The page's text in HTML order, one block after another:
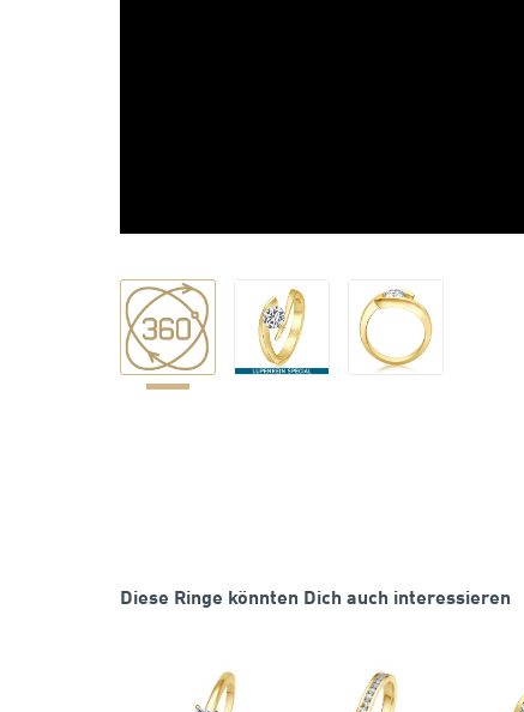
Diese Ringe könnten Dich auch interessieren